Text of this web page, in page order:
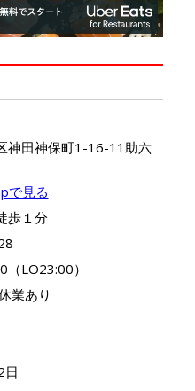
神田神保町1-16-11助六
で見る
歩１分
LO23:00）
業あり
日